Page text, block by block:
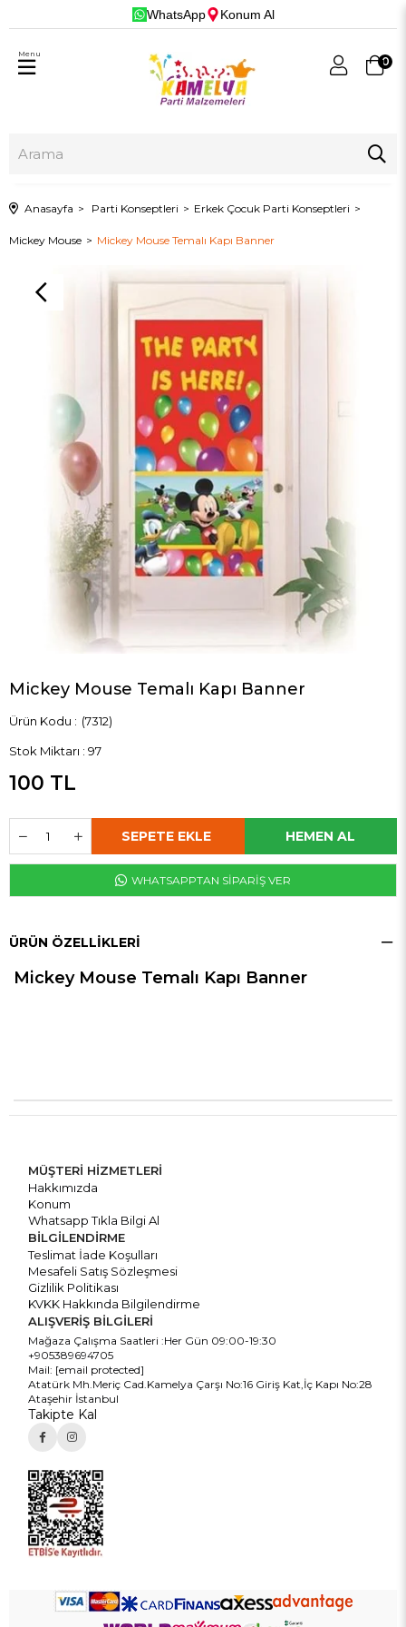
WhatsApp Konum Al
0
Menu
Anasayfa Parti Konseptleri Erkek Çocuk Parti Konseptleri
Mickey Mouse Mickey Mouse Temalı Kapı Banner
Mickey Mouse Temalı Kapı Banner
(7312)
Stok Miktarı : 97
100 TL
WHATSAPPTAN SİPARİŞ VER
ÜRÜN ÖZELLIKLERI
Mickey Mouse Temalı Kapı Banner
MÜŞTERİ HİZMETLERİ
Hakkımızda
Konum
Whatsapp Tıkla Bilgi Al
BİLGİLENDİRME
Teslimat İade Koşulları
Mesafeli Satış Sözleşmesi
Gizlilik Politikası
KVKK Hakkında Bilgilendirme
ALIŞVERİŞ BİLGİLERİ
Mağaza Çalışma Saatleri :Her Gün 09:00-19:30
+905389694705
Mail: [email protected]
Atatürk Mh.Meriç Cad.Kamelya Çarşı No:16 Giriş Kat,İç Kapı No:28
Ataşehir İstanbul
Takipte Kal